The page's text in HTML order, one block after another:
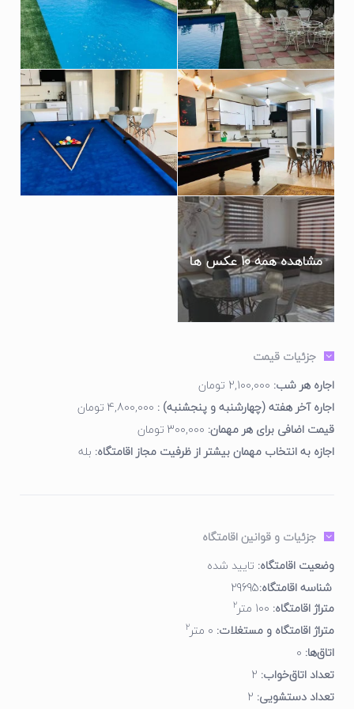
محوطه ویلا از چهار طرف محصور بوده و از بیرون ویلا غیر قابل رویت
می باشد.
این ویلا کردان تا تاکسی ۱ دقیقه و تا مترو هشتگرد ۱۰ دقیقه فاصله
دارد. تا سوپرمارکت، نانوایی، رستوران، مسجد، قصابی، میوه فروشی،
فروشگاه زنجیره ای، عابربانک ۱ دقیقه، پمپ بنزین ۵ دقیقه راه است.
تا رودخانه ۱۰ دقیقه، چشمه ۱۵ دقیقه، دهکده ورزشی چهارباغ ۲۰
دقیقه، باشگاه اسب سواری ۱۵ دقیقه، باشگاه بیلیارد و بولینگ ۵
دقیقه راه است.
دسترسی به اتوبان تهران-کرج، جاده قدیم هشتگرد، کرج-قزوین دارد.
شمال غرب تهران 65 کیلومتر فاصله دارد و به دلیل ییلاقی بودن دارای
آب و هوایی بسیار مناسب برای فرار از آلودگی های پایتخت می باشد.
باغ‌های میوه، چشم‌انداز زیبای درختان صنوبر، رودخانه‌ی خروشان و
آب‌وهوای مطبوع را می‌توان از ویژگی‌های این منطقه توریستی
دانست.
والیبال، فوتبال، بسکتبال و سوارکاری وجود دارد. اگر اهل کوهنوردی و
پرواز با پاراگلایدر باشید هم می‌توانید حسابی تفریح کنید و سفر
خاطره‌انگیزی بسازید.
علاوه بر خود روستا مسیر منتهی به آن نیز بسیار زیباست و مناظر
فوق‌العاده‌ای دارد؛ بنابراین از تماشای زیبایی‌های بین راه غافل نشوید.
مشاهده همه 10 عکس ها
جزئیات قیمت
اجاره هر شب:
اجاره آخر هفته (چهارشنبه و پنجشنبه) :
قیمت اضافی برای هر مهمان:
اجازه به انتخاب مهمان بیشتر از ظرفیت مجاز اقامتگاه: بله
جزئیات و قوانین اقامتگاه
وضعیت اقامتگاه: تایید شده
شناسه اقامتگاه:29695
متراژ اقامتگاه:
2
متراژ اقامتگاه و مستغلات: 2
اتاق‌ها:
تعداد اتاق‌خواب:
تعداد دستشویی: